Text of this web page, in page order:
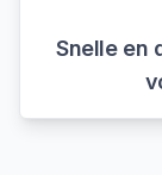
Snelle en